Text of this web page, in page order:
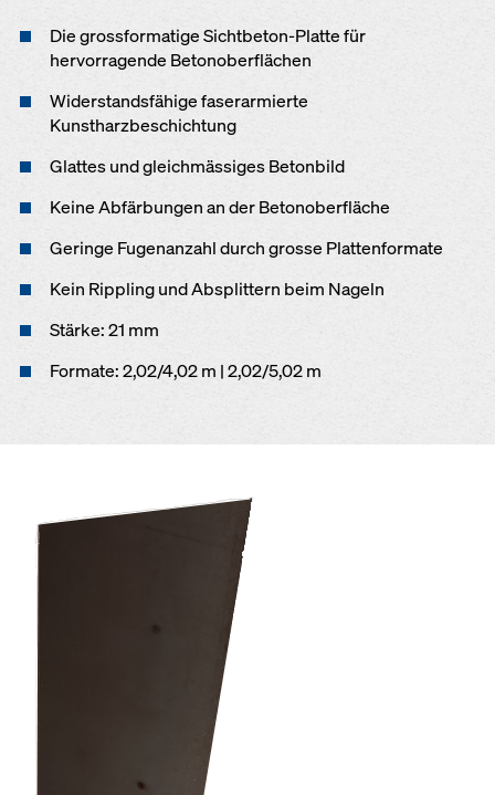
Die grossformatige Sichtbeton-Platte für
hervorragende Betonoberflächen
Widerstandsfähige faserarmierte
Kunstharzbeschichtung
Glattes und gleichmässiges Betonbild
Keine Abfärbungen an der Betonoberfläche
Geringe Fugenanzahl durch grosse Plattenformate
Kein Rippling und Absplittern beim Nageln
Stärke: 21 mm
Formate: 2,02/4,02 m | 2,02/5,02 m